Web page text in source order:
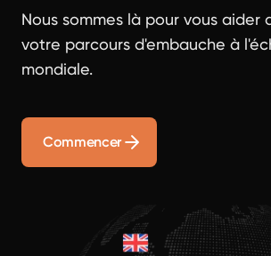
Nous sommes là pour vous aider
votre parcours d'embauche à
mondiale.
Commencer